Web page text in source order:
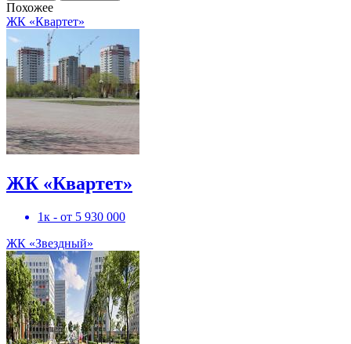
Похожее
ЖК «Квартет»
ЖК «Квартет»
1к - от 5 930 000
ЖК «Звездный»